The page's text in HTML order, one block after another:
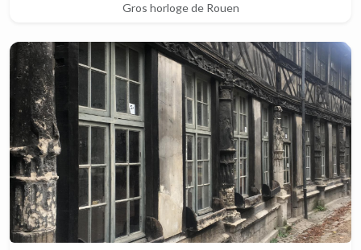
Gros horloge de Rouen